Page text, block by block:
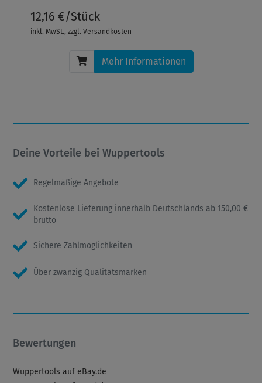
12,16 €/Stück
inkl. MwSt., zzgl.Versandkosten
Mehr Informationen
Deine Vorteile bei Wuppertools
Regelmäßige Angebote
Kostenlose Lieferung innerhalb Deutschlands ab 150,00 €
brutto
Sichere Zahlmöglichkeiten
Über zwanzig Qualitätsmarken
Bewertungen
Wuppertools auf eBay.de